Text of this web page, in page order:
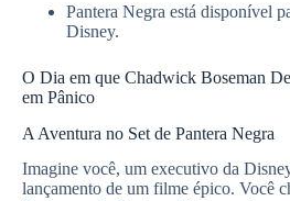
Pantera Negra está disponível
Disney.
O Dia em que Chadwick Boseman
em Pânico
A Aventura no Set de Pantera Negra
Imagine você, um executivo da
lançamento de um filme épico. Você